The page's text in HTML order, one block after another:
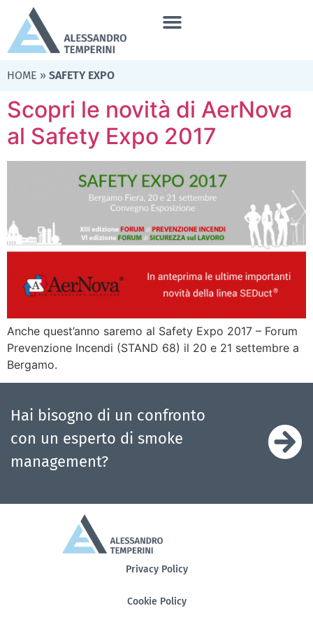
HOME » SAFETY EXPO
Scopri le novità di AerNova
al Safety Expo 2017
Anche quest’anno saremo al Safety Expo 2017 – Forum
Prevenzione Incendi (STAND 68) il 20 e 21 settembre a
Bergamo.
Hai bisogno di un confronto
con un esperto di smoke
management?
Privacy Policy
Cookie Policy